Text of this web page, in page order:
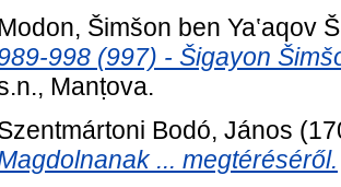
Šimšon ben Ya‛aqov
998 (997) - Šigayon
Manṭova.
Bodó, János
... megtéréséről.